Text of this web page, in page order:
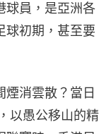
球員，是亞洲各
球初期，甚至要
消雲散？當日
以愚公移山的精